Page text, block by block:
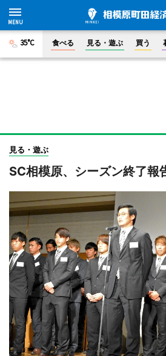
35°C 食べる 見る・遊ぶ 買う
見る・遊ぶ
SC相模原、シーズン終了